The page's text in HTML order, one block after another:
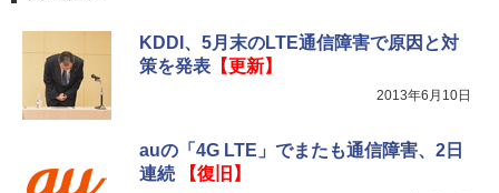
KDDI、5月末のLTE通信障害で原因と対
策を発表【更新】
2013年6月10日
auの「4G LTE」でまたも通信障害、2日
連続
【復旧】